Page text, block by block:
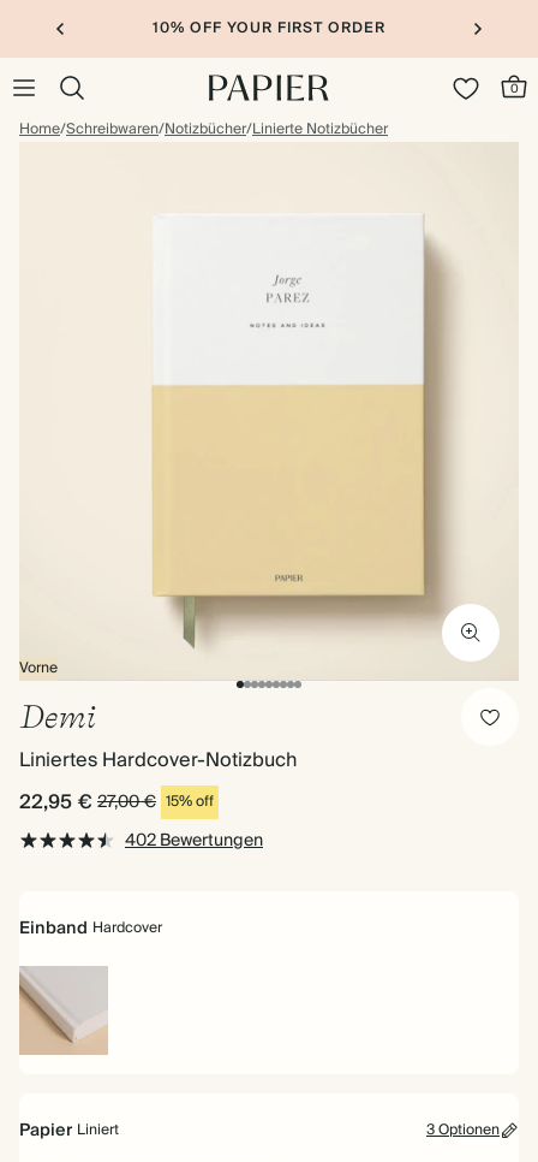
10% OFF YOUR FIRST ORDER
0
Home/Schreibwaren/Notizbücher/Linierte Notizbücher
Vorne
Demi
Liniertes Hardcover-Notizbuch
22,95 € 27,00 € 15% off
402 Bewertungen
Einband Hardcover
Hardcover
Papier Liniert 3 Optionen